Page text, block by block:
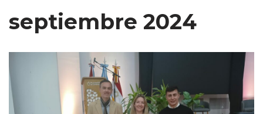
septiembre 2024